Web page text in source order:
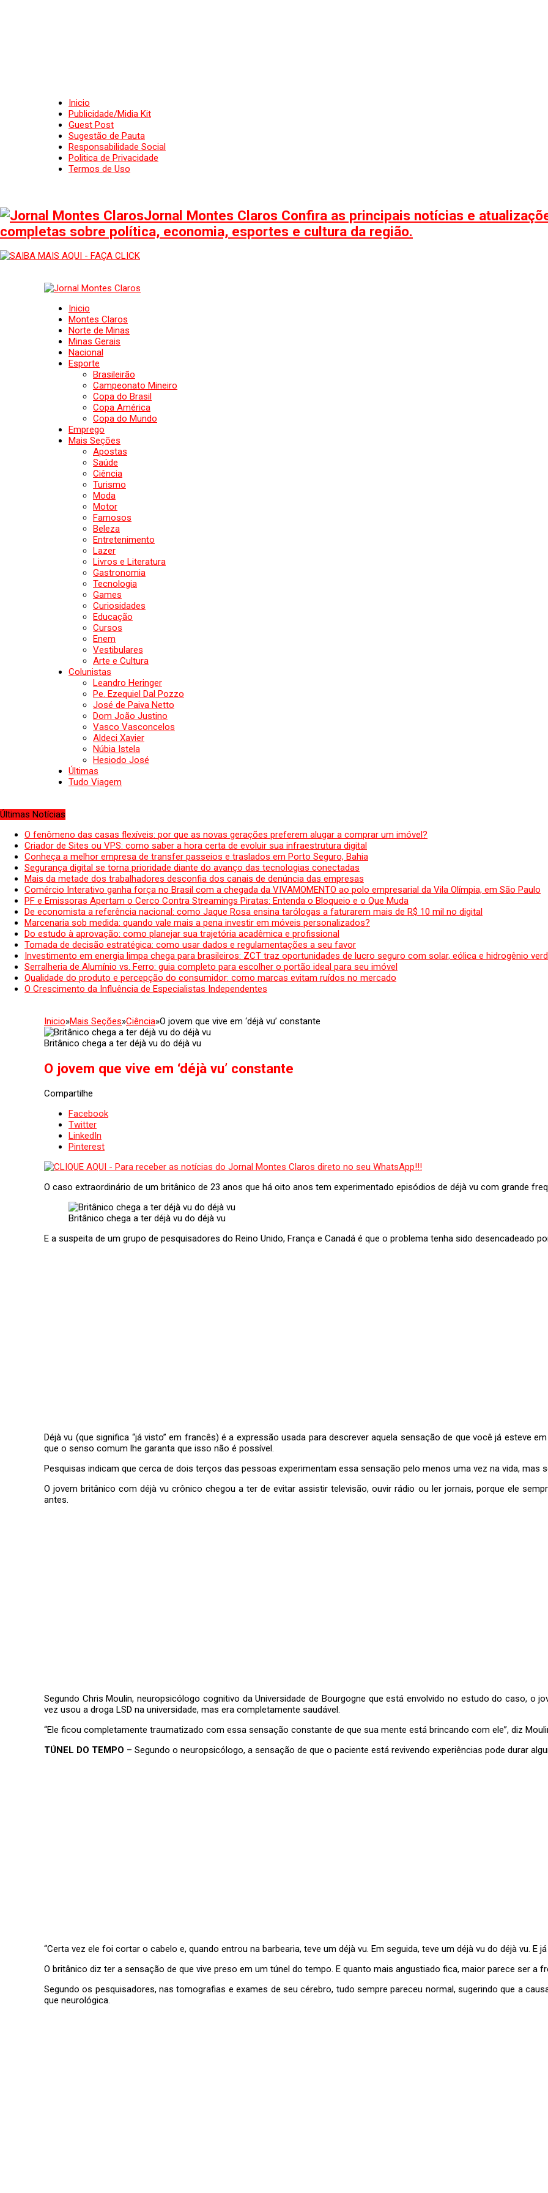
Inicio
Publicidade/Midia Kit
Guest Post
Sugestão de Pauta
Responsabilidade Social
Politica de Privacidade
Termos de Uso
Jornal Montes Claros Confira as principais notícias e
completas sobre política, economia, esportes e cultura da região.
Inicio
Montes Claros
Norte de Minas
Minas Gerais
Nacional
Esporte
Brasileirão
Campeonato Mineiro
Copa do Brasil
Copa América
Copa do Mundo
Emprego
Mais Seções
Apostas
Saúde
Ciência
Turismo
Moda
Motor
Famosos
Beleza
Entretenimento
Lazer
Livros e Literatura
Gastronomia
Tecnologia
Games
Curiosidades
Educação
Cursos
Enem
Vestibulares
Arte e Cultura
Colunistas
Leandro Heringer
Pe. Ezequiel Dal Pozzo
José de Paiva Netto
Dom João Justino
Vasco Vasconcelos
Aldeci Xavier
Núbia Istela
Hesiodo José
Últimas
Tudo Viagem
Últimas Notícias
O fenômeno das casas flexíveis: por que as novas gerações preferem alugar a comprar um imóvel?
Criador de Sites ou VPS: como saber a hora certa de evoluir sua infraestrutura digital
Conheça a melhor empresa de transfer passeios e traslados em Porto Seguro, Bahia
Segurança digital se torna prioridade diante do avanço das tecnologias conectadas
Mais da metade dos trabalhadores desconfia dos canais de denúncia das empresas
Comércio Interativo ganha força no Brasil com a chegada da VIVAMOMENTO ao polo empresarial da Vila Olímpia, em São Paulo
PF e Emissoras Apertam o Cerco Contra Streamings Piratas: Entenda o Bloqueio e o Que Muda
De economista a referência nacional: como Jaque Rosa ensina tarólogas a faturarem mais de R$ 10 mil no digital
Marcenaria sob medida: quando vale mais a pena investir em móveis personalizados?
Do estudo à aprovação: como planejar sua trajetória acadêmica e profissional
Tomada de decisão estratégica: como usar dados e regulamentações a seu favor
Investimento em energia limpa chega para brasileiros: ZCT traz oportunidades de lucro seguro com solar, eólica e hidrogênio
Serralheria de Alumínio vs. Ferro: guia completo para escolher o portão ideal para seu imóvel
Qualidade do produto e percepção do consumidor: como marcas evitam ruídos no mercado
O Crescimento da Influência de Especialistas Independentes
Inicio»Mais Seções»Ciência»O jovem que vive em ‘déjà vu’ constante
Britânico chega a ter déjà vu do déjà vu
O jovem que vive em ‘déjà vu’ constante
Compartilhe
Facebook
Twitter
LinkedIn
Pinterest
O caso extraordinário de um britânico de 23 anos que há oito anos tem experimentado episódios de déjà vu com grande
Britânico chega a ter déjà vu do déjà vu
E a suspeita de um grupo de pesquisadores do Reino Unido, França e Canadá é que o problema tenha sido desencadeado
Déjà vu (que significa “já visto” em francês) é a expressão usada para descrever aquela sensação de que você já esteve
que o senso comum lhe garanta que isso não é possível.
Pesquisas indicam que cerca de dois terços das pessoas experimentam essa sensação pelo menos uma vez na vida, mas
O jovem britânico com déjà vu crônico chegou a ter de evitar assistir televisão, ouvir rádio ou ler jornais, porque ele
antes.
Segundo Chris Moulin, neuropsicólogo cognitivo da Universidade de Bourgogne que está envolvido no estudo do caso, o
vez usou a droga LSD na universidade, mas era completamente saudável.
“Ele ficou completamente traumatizado com essa sensação constante de que sua mente está brincando com ele”, diz
TÚNEL DO TEMPO – Segundo o neuropsicólogo, a sensação de que o paciente está revivendo experiências pode durar
“Certa vez ele foi cortar o cabelo e, quando entrou na barbearia, teve um déjà vu. Em seguida, teve um déjà vu do déjà vu. E
O britânico diz ter a sensação de que vive preso em um túnel do tempo. E quanto mais angustiado fica, maior parece ser a
Segundo os pesquisadores, nas tomografias e exames de seu cérebro, tudo sempre pareceu normal, sugerindo que a
que neurológica.